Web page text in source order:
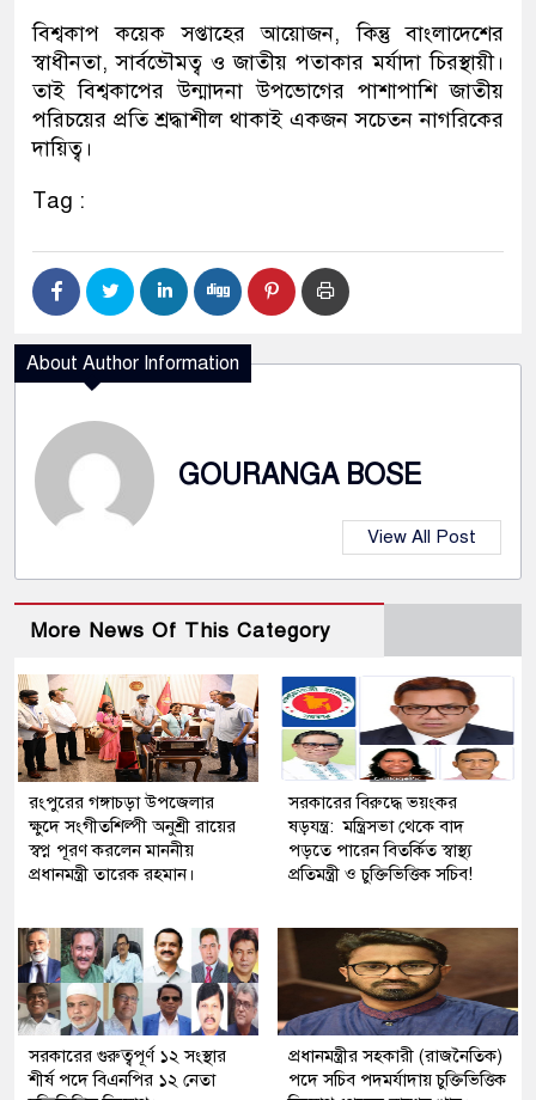
বিশ্বকাপ কয়েক সপ্তাহের আয়োজন, কিন্তু বাংলাদেশের
স্বাধীনতা, সার্বভৌমত্ব ও জাতীয় পতাকার মর্যাদা চিরস্থায়ী।
তাই বিশ্বকাপের উন্মাদনা উপভোগের পাশাপাশি জাতীয়
পরিচয়ের প্রতি শ্রদ্ধাশীল থাকাই একজন সচেতন নাগরিকের
দায়িত্ব।
Tag :
About Author Information
GOURANGA BOSE
View All Post
More News Of This Category
রংপুরের গঙ্গাচড়া উপজেলার
ক্ষুদে সংগীতশিল্পী অনুশ্রী রায়ের
স্বপ্ন পূরণ করলেন মাননীয়
প্রধানমন্ত্রী তারেক রহমান।
সরকারের বিরুদ্ধে ভয়ংকর
ষড়যন্ত্র: মন্ত্রিসভা থেকে বাদ
পড়তে পারেন বিতর্কিত স্বাস্থ্য
প্রতিমন্ত্রী ও চুক্তিভিত্তিক সচিব!
সরকারের গুরুত্বপূর্ণ ১২ সংস্থার
শীর্ষ পদে বিএনপির ১২ নেতা
প্রধানমন্ত্রীর সহকারী (রাজনৈতিক)
পদে সচিব পদমর্যাদায় চুক্তিভিত্তিক